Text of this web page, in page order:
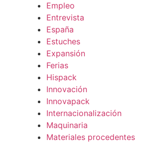
Empleo
Entrevista
España
Estuches
Expansión
Ferias
Hispack
Innovación
Innovapack
Internacionalización
Maquinaria
Materiales procedentes